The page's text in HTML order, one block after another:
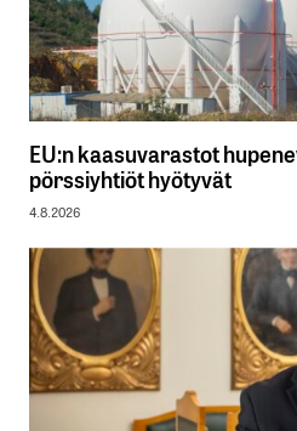
EU:n kaasuvarastot
pörssiyhtiöt hyötyvät
4.8.2026